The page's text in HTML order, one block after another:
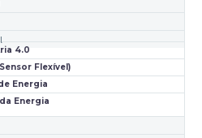
4.0
Flexível)
Energia
Energia